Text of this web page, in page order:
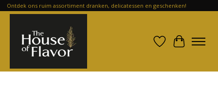
Ontdek ons ruim assortiment dranken, delicatessen en geschenken!
Verlanglijst